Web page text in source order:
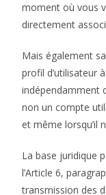
moment où vous
directement
Mais également
profil d’utilisateur
indépendamment
non un compte
et même lorsqu’il
La base juridique
l’Article 6,
transmission des